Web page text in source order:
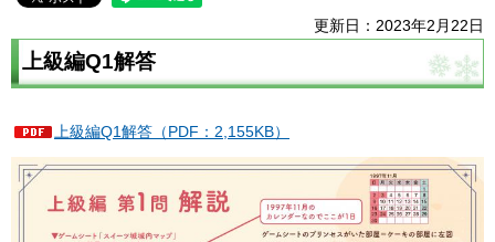
更新日：2023年2月22日
上級編Q1解答
上級編Q1解答（PDF：2,155KB）